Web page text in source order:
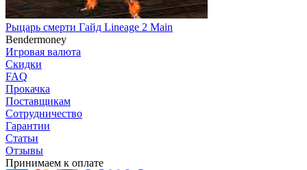
Рыцарь смерти Гайд Lineage 2 Main
Bendermoney
Игровая валюта
Скидки
FAQ
Прокачка
Поставщикам
Сотрудничество
Гарантии
Статьи
Отзывы
Принимаем к оплате